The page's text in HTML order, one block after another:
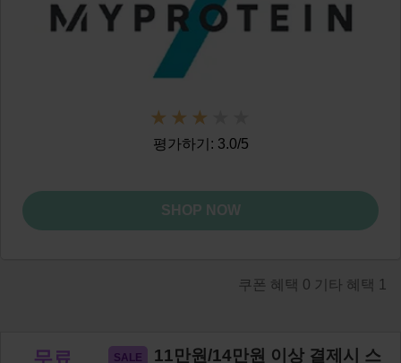
평가하기: 3.0/5
SHOP NOW
쿠폰 혜택 0 기타 혜택 1
무료
11만원/14만원 이상 결제시 스